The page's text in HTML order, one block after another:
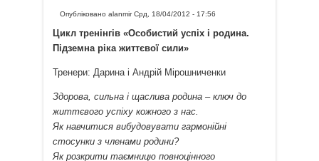
ОпублікованоalanmirСрд, 18/04/2012 - 17:56
Цикл тренінгів «Особистий успіх і родина.
Підземна ріка життєвої сили»
Тренери: Дарина і Андрій Мірошниченки
Здорова, сильна і щаслива родина – ключ до
життєвого успіху кожного з нас.
Як навчитися вибудовувати гармонійні
стосунки з членами родини?
Як розкрити таємницю повноцінного